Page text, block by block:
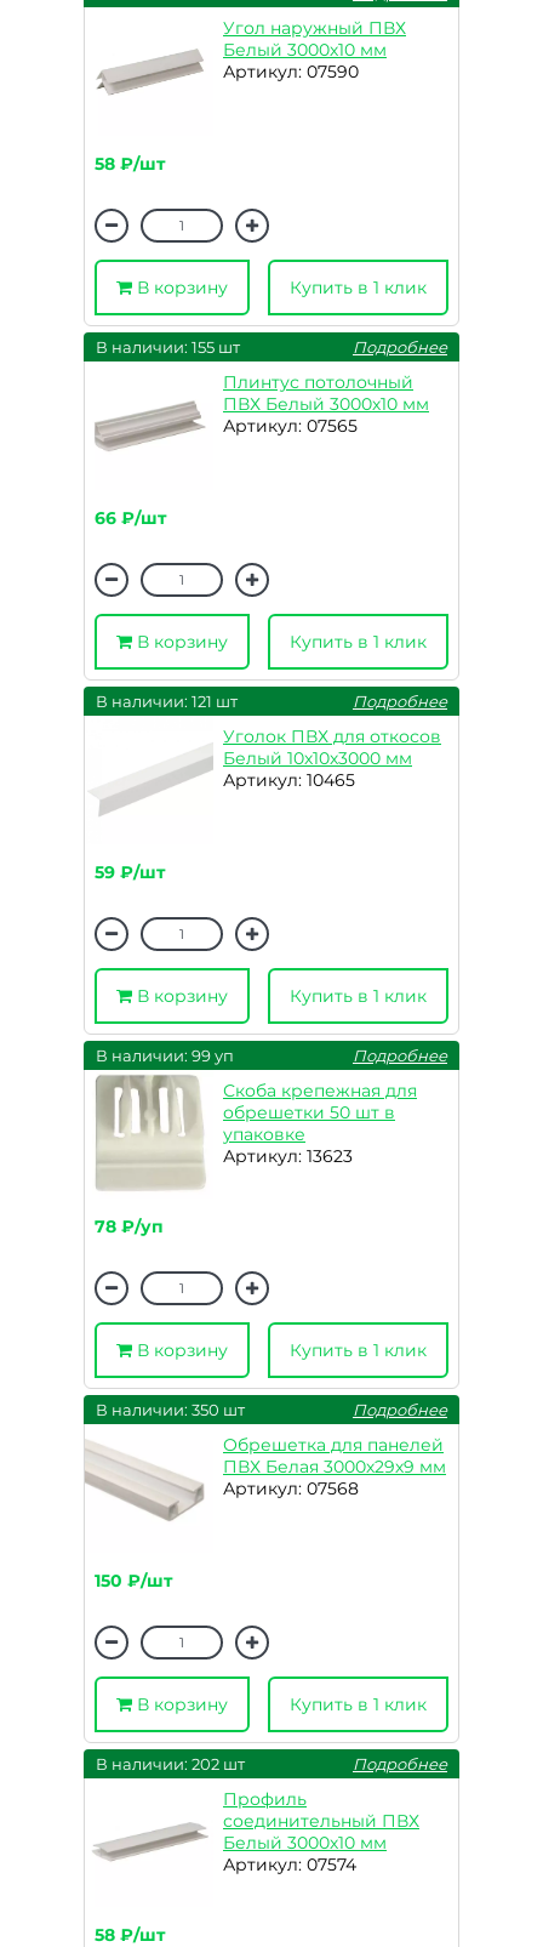
Угол наружный ПВХ
Белый 3000х10 мм
Артикул: 07590
58 ₽/шт
В корзину Купить в 1 клик
В наличии: 155 шт Подробнее
Плинтус потолочный
ПВХ Белый 3000х10 мм
Артикул: 07565
66 ₽/шт
В корзину Купить в 1 клик
В наличии: 121 шт Подробнее
Уголок ПВХ для откосов
Белый 10х10х3000 мм
Артикул: 10465
59 ₽/шт
В корзину Купить в 1 клик
В наличии: 99 уп Подробнее
Скоба крепежная для
обрешетки 50 шт в
упаковке
Артикул: 13623
78 ₽/уп
В корзину Купить в 1 клик
В наличии: 350 шт Подробнее
Обрешетка для панелей
ПВХ Белая 3000х29х9 мм
Артикул: 07568
150 ₽/шт
В корзину Купить в 1 клик
В наличии: 202 шт Подробнее
Профиль
соединительный ПВХ
Белый 3000х10 мм
Артикул: 07574
58 ₽/шт